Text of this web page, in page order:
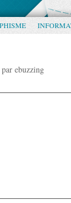
ebuzzing